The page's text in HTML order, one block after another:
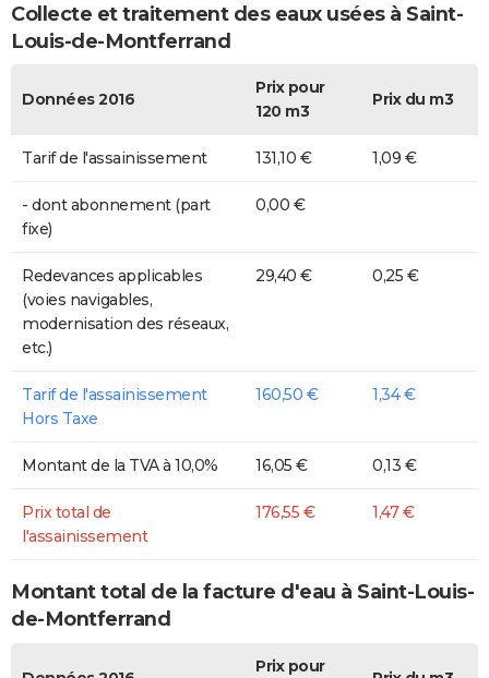
Collecte et traitement des eaux usées à Saint-
Louis-de-Montferrand
Données 2016
Prix pour
120 m3
Prix du m3
Tarif de l'assainissement 131,10 € 1,09 €
- dont abonnement (part
fixe)
0,00 €
Redevances applicables
(voies navigables,
modernisation des réseaux,
etc.)
29,40 € 0,25 €
Tarif de l'assainissement
Hors Taxe
160,50 € 1,34 €
Montant de la TVA à 10,0% 16,05 € 0,13 €
Prix total de
l'assainissement
176,55 € 1,47 €
Montant total de la facture d'eau à Saint-Louis-
de-Montferrand
Prix pour